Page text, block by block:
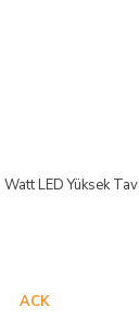
LED Yüksek
ACK